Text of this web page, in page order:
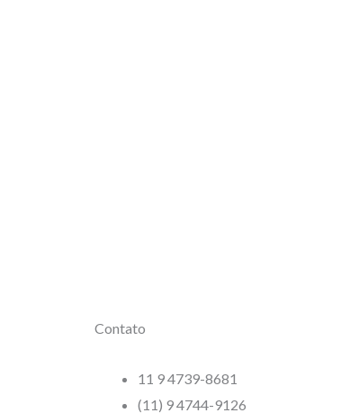
Contato
11 9 4739-8681
(11) 9 4744-9126